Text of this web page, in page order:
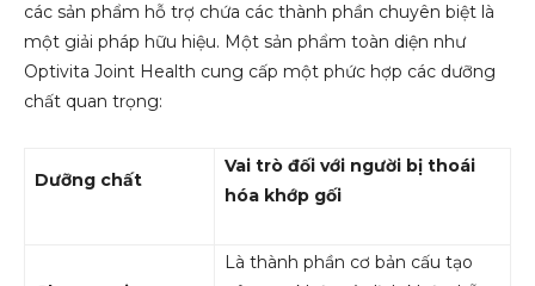
các sản phẩm hỗ trợ chứa các thành phần chuyên biệt là
một giải pháp hữu hiệu. Một sản phẩm toàn diện như
Optivita Joint Health cung cấp một phức hợp các dưỡng
chất quan trọng:
Dưỡng chất
Vai trò đối với người bị thoái
hóa khớp gối
Là thành phần cơ bản cấu tạo